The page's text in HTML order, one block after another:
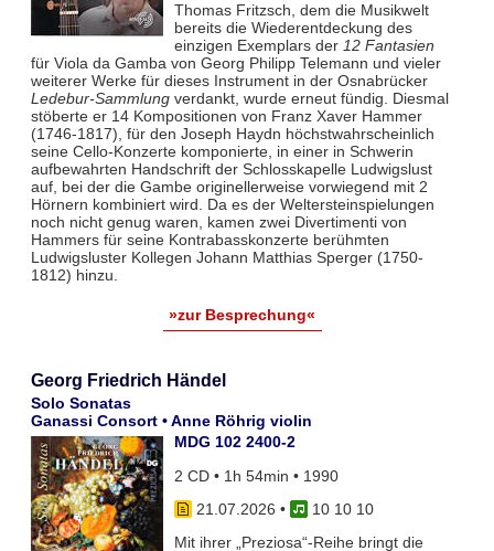
Thomas Fritzsch, dem die Musikwelt
bereits die Wiederentdeckung des
einzigen Exemplars der 12 Fantasien
für Viola da Gamba von Georg Philipp Telemann und vieler
weiterer Werke für dieses Instrument in der Osnabrücker
Ledebur-Sammlungverdankt, wurde erneut fündig. Diesmal
stöberte er 14 Kompositionen von Franz Xaver Hammer
(1746-1817), für den Joseph Haydn höchstwahrscheinlich
seine Cello-Konzerte komponierte, in einer in Schwerin
aufbewahrten Handschrift der Schlosskapelle Ludwigslust
auf, bei der die Gambe originellerweise vorwiegend mit 2
Hörnern kombiniert wird. Da es der Weltersteinspielungen
noch nicht genug waren, kamen zwei Divertimenti von
Hammers für seine Kontrabasskonzerte berühmten
Ludwigsluster Kollegen Johann Matthias Sperger (1750-
1812) hinzu.
»zur Besprechung«
Georg Friedrich Händel
Solo Sonatas
Ganassi Consort • Anne Röhrig violin
MDG 102 2400-2
2 CD • 1h 54min • 1990
21.07.2026 •
10 10 10
Mit ihrer „Preziosa“-Reihe bringt die